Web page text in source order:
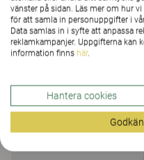
vänster på sidan. Läs mer om hur
för att samla in personuppgifter i
Data samlas in i syfte att anpassa
reklamkampanjer. Uppgifterna kan
information finns här.
Hantera cookies